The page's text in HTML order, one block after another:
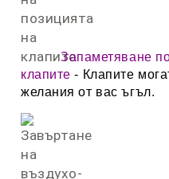
Запаметяване
клапите - Клапите
желания от вас ъгъл.